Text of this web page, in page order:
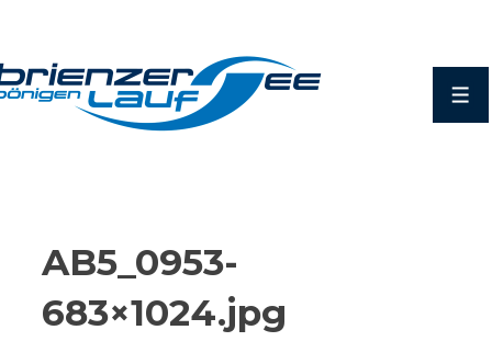
Inhalt
AB5_0953-
683×1024.jpg